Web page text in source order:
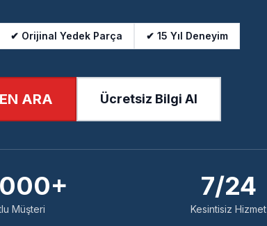
✔ Orijinal Yedek Parça ✔ 15 Yıl Deneyim
ARA Ücretsiz Bilgi Al
Müşteri
7/24
Kesintisiz Hizmet